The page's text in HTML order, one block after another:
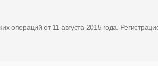
операцийот 11 августа 2015 года.